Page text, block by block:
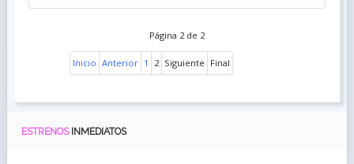
Página 2 de 2
Inicio Anterior 1 2 Siguiente Final
ESTRENOS INMEDIATOS